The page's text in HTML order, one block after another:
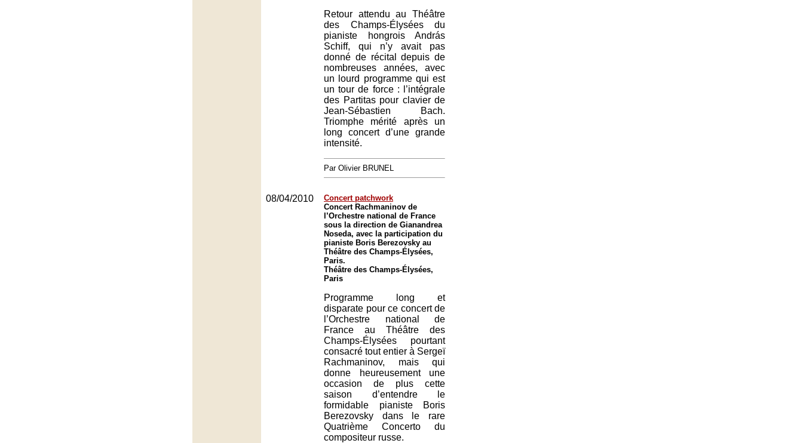
Retour attendu au Théâtre
des Champs-Élysées du
pianiste hongrois András
Schiff, qui n’y avait pas
donné de récital depuis de
nombreuses années, avec
un lourd programme qui est
un tour de force : l’intégrale
des Partitas pour clavier de
Jean-Sébastien Bach.
Triomphe mérité après un
long concert d’une grande
intensité.
Par Olivier BRUNEL
08/04/2010
Concert patchwork
Concert Rachmaninov de
l’Orchestre national de France
sous la direction de Gianandrea
Noseda, avec la participation du
pianiste Boris Berezovsky au
Théâtre des Champs-Élysées,
Paris.
Théâtre des Champs-Élysées,
Paris
Programme long et
disparate pour ce concert de
l’Orchestre national de
France au Théâtre des
Champs-Élysées pourtant
consacré tout entier à Sergeï
Rachmaninov, mais qui
donne heureusement une
occasion de plus cette
saison d’entendre le
formidable pianiste Boris
Berezovsky dans le rare
Quatrième Concerto du
compositeur russe.